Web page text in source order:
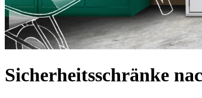
Sicherheitsschränke